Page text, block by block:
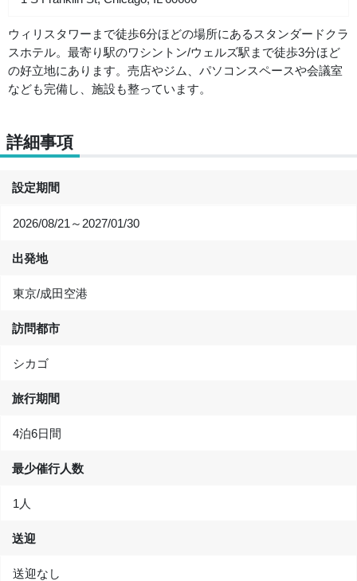
ウィリスタワーまで徒歩6分ほどの場所にあるスタンダードクラ
スホテル。最寄り駅のワシントン/ウェルズ駅まで徒歩3分ほど
の好立地にあります。売店やジム、パソコンスペースや会議室
なども完備し、施設も整っています。
詳細事項
設定期間
2026/08/21～2027/01/30
出発地
東京/成田空港
訪問都市
シカゴ
旅行期間
4泊6日間
最少催行人数
1人
送迎
送迎なし